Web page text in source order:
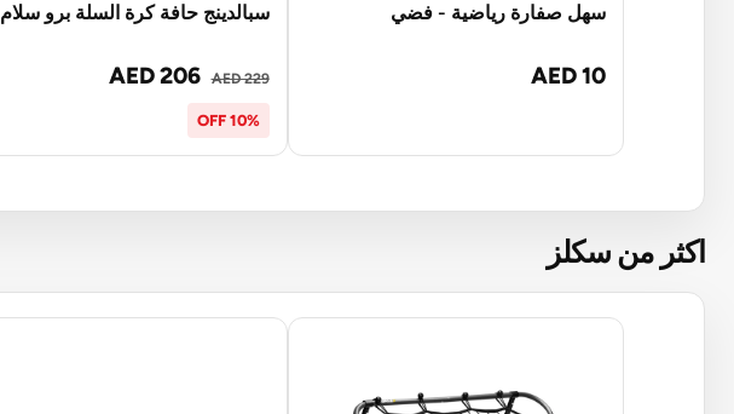
سهل صفارة رياضية - فضي
AED 10
سبالدينج حافة كرة السلة برو سلام
AED 206 AED 229
10% OFF
اكثر من سكلز